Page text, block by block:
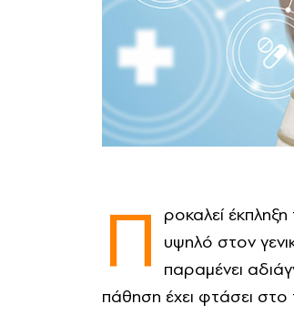
Π ροκαλεί
υψηλό στον
παραμένει
πάθηση έχει φτάσει